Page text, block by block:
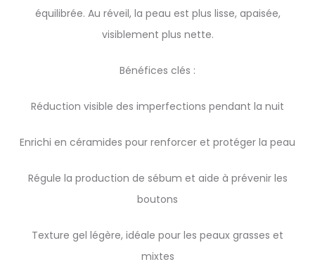
équilibrée. Au réveil, la peau est plus lisse, apaisée,
visiblement plus nette.
Bénéfices clés :
Réduction visible des imperfections pendant la nuit
Enrichi en céramides pour renforcer et protéger la peau
Régule la production de sébum et aide à prévenir les
boutons
Texture gel légère, idéale pour les peaux grasses et
mixtes